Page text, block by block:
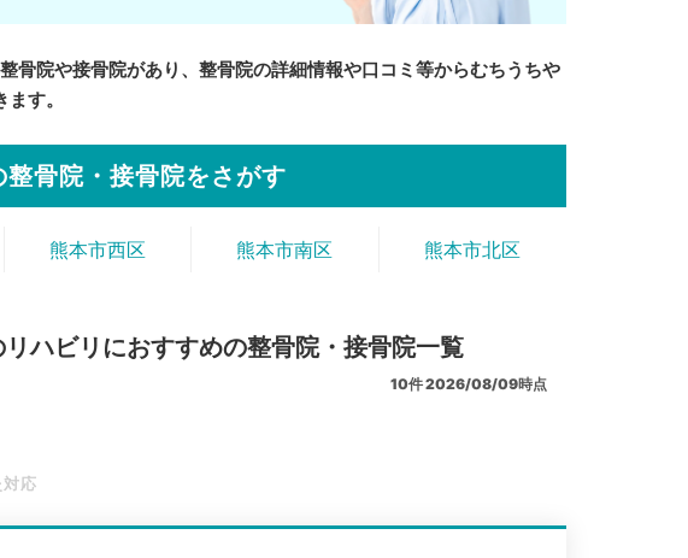
骨院や接骨院があり、整骨院の詳細情報や口コミ等からむちうちや
す。
骨院・接骨院をさがす
熊本市西区 熊本市南区 熊本市北区
ハビリにおすすめの整骨院・接骨院一覧
10件2026/08/09時点
対応